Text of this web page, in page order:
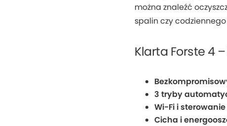
można znaleźć
spalin czy codziennego
Klarta Forste 4
3 tryby
Wi-Fi i
Cicha i